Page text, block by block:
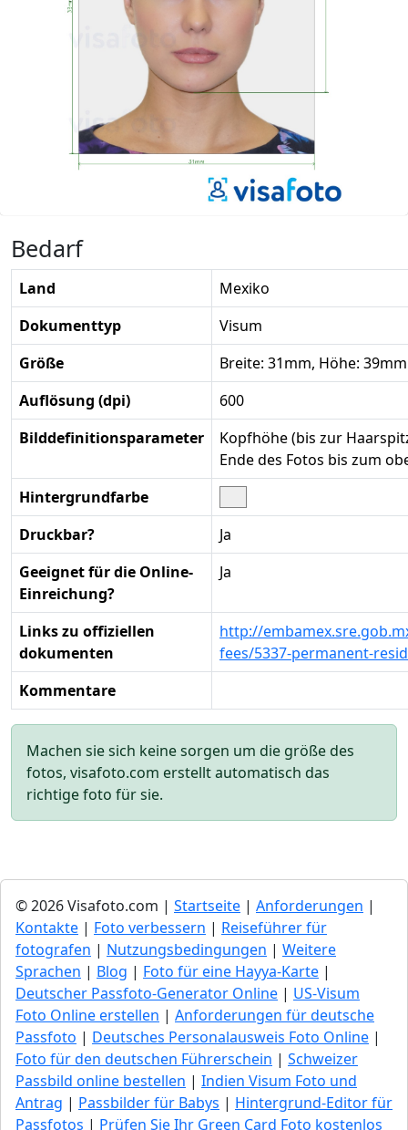
Bedarf
Land
Mexiko
Dokumenttyp
Visum
Größe
Breite: 31mm, Höhe: 39mm
Auflösung (dpi)
600
Bilddefinitionsparameter
Kopfhöhe (bis zur
Ende des Fotos bis zum
Hintergrundfarbe
Druckbar?
Ja
Geeignet für die Online-
Einreichung?
Ja
Links zu offiziellen
dokumenten
http://
fees/5337-permanent-
Kommentare
Machen sie sich keine sorgen um die größe des
fotos, visafoto.com erstellt automatisch das
richtige foto für sie.
© 2026 Visafoto.com | Startseite | Anforderungen |
Kontakte | Foto verbessern | Reiseführer für
fotografen | Nutzungsbedingungen | Weitere
Sprachen | Blog | Foto für eine Hayya-Karte |
Deutscher Passfoto-Generator Online | US-Visum
Foto Online erstellen | Anforderungen für deutsche
Passfoto | Deutsches Personalausweis Foto Online |
Foto für den deutschen Führerschein | Schweizer
Passbild online bestellen | Indien Visum Foto und
Antrag | Passbilder für Babys | Hintergrund-Editor für
Passfotos | Prüfen Sie Ihr Green Сard Foto kostenlos